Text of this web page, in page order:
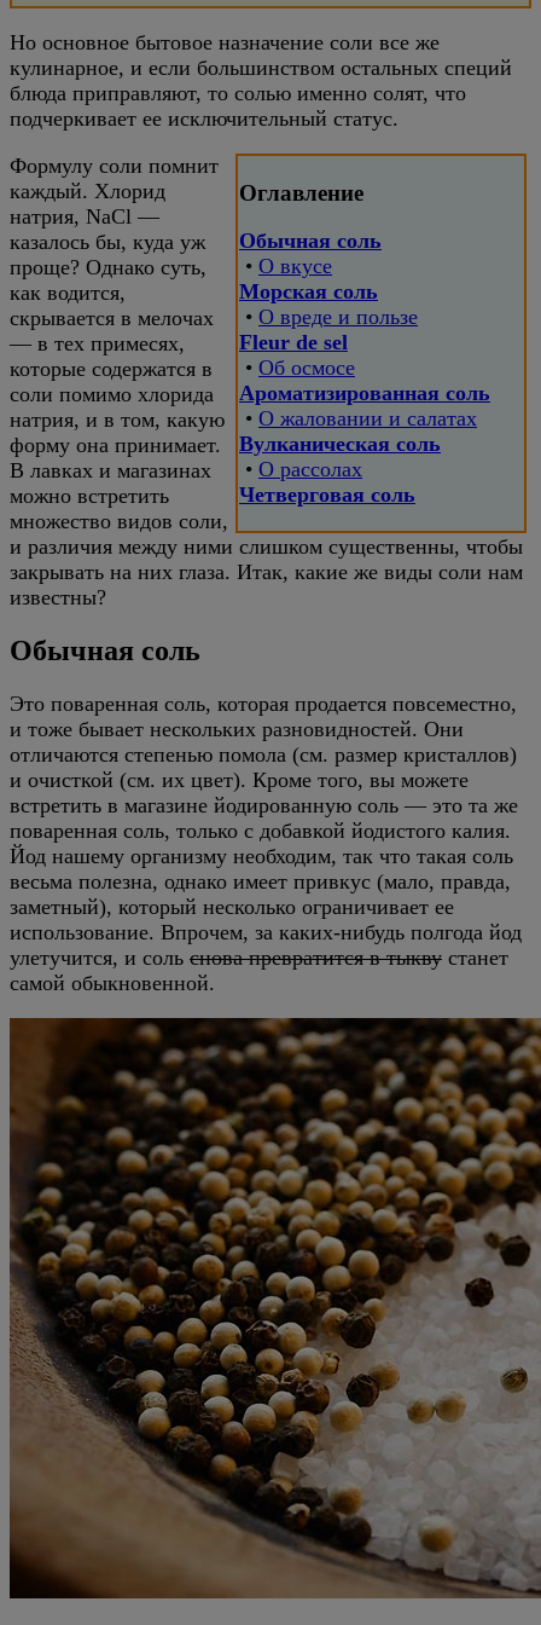
Но основное бытовое назначение соли все же
кулинарное, и если большинством остальных специй
блюда приправляют, то солью именно солят, что
подчеркивает ее исключительный статус.
Оглавление
Обычная соль
• О вкусе
Морская соль
• О вреде и пользе
Fleur de sel
• Об осмосе
Ароматизированная соль
• О жаловании и салатах
Вулканическая соль
• О рассолах
Четверговая соль
Формулу соли помнит
каждый. Хлорид
натрия, NaCl —
казалось бы, куда уж
проще? Однако суть,
как водится,
скрывается в мелочах
— в тех примесях,
которые содержатся в
соли помимо хлорида
натрия, и в том, какую
форму она принимает.
В лавках и магазинах
можно встретить
множество видов соли,
и различия между ними слишком существенны, чтобы
закрывать на них глаза. Итак, какие же виды соли нам
известны?
Обычная соль
Это поваренная соль, которая продается повсеместно,
и тоже бывает нескольких разновидностей. Они
отличаются степенью помола (см. размер кристаллов)
и очисткой (см. их цвет). Кроме того, вы можете
встретить в магазине йодированную соль — это та же
поваренная соль, только с добавкой йодистого калия.
Йод нашему организму необходим, так что такая соль
весьма полезна, однако имеет привкус (мало, правда,
заметный), который несколько ограничивает ее
использование. Впрочем, за каких-нибудь полгода йод
улетучится, и соль снова превратится в тыкву станет
самой обыкновенной.